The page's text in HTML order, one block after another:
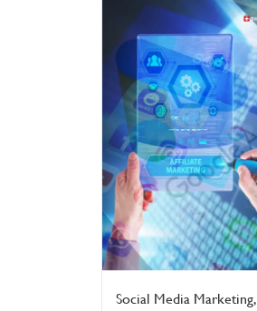
Social Media Marketing,